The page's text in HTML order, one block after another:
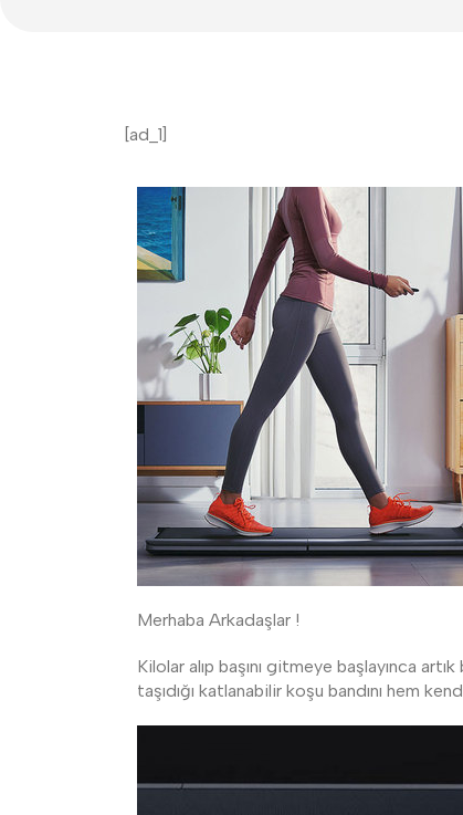
[ad_1]
Merhaba Arkadaşlar !
Kilolar alıp başını gitmeye başlayınca
taşıdığı katlanabilir koşu bandını hem